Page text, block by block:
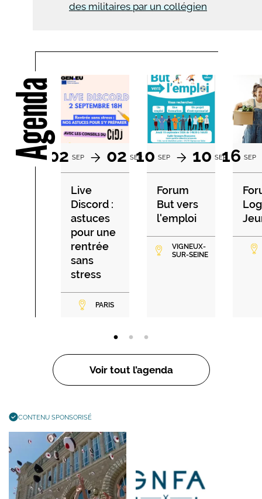
des militaires par un collégien
Agenda02 SEP 02 SEP
Live
Discord :
astuces
pour une
rentrée
sans
stress
PARIS
10 SEP 10 SEP
Forum
But vers
l'emploi
VIGNEUX-
SUR-SEINE
16 SEP
Voir tout l’agenda
CONTENU SPONSORISÉ